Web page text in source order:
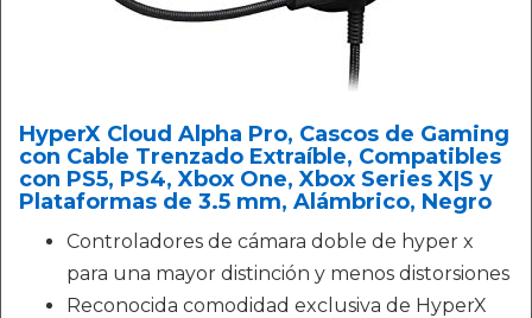
HyperX Cloud Alpha Pro, Cascos de Gaming
con Cable Trenzado Extraíble, Compatibles
con PS5, PS4, Xbox One, Xbox Series X|S y
Plataformas de 3.5 mm, Alámbrico, Negro
Controladores de cámara doble de hyper x
para una mayor distinción y menos distorsiones
Reconocida comodidad exclusiva de HyperX